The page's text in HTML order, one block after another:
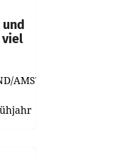
und
viel
AMSTERDAM.